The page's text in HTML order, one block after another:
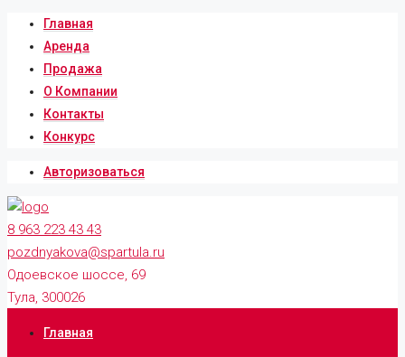
Главная
Аренда
Продажа
О Компании
Контакты
Конкурс
Авторизоваться
8 963 223 43 43
pozdnyakova@spartula.ru
Одоевское шоссе, 69
Тула, 300026
Главная